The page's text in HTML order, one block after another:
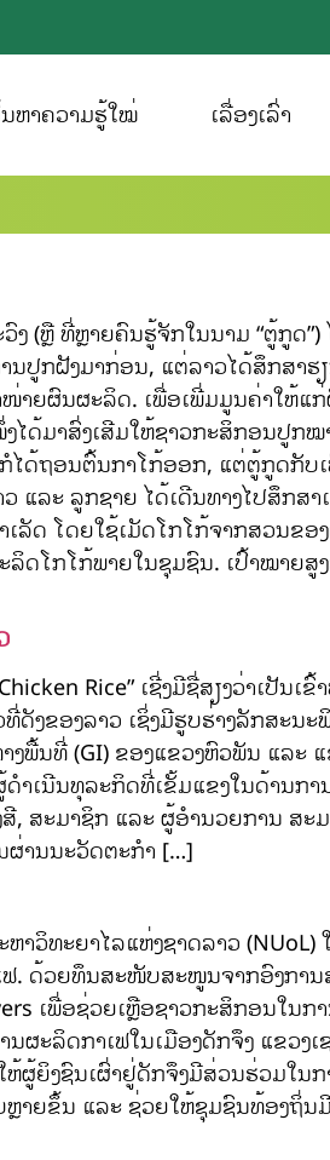
ຫາຄວາມຮູ້ໃໝ່ ເລື່ອງເລົ່າ
ງ (ຫຼື ທີ່ຫຼາຍຄົນຮູ້ຈັກໃນນາມ “ຕູ້ກູ
ປູກຝັງມາກ່ອນ, ແຕ່ລາວໄດ້ສຶກສາ
ຍຜົນຜະລິດ. ເພື່ອເພີ່ມມູນຄ່າໃຫ້
ໄດ້ມາສົ່ງເສີມໃຫ້ຊາວກະສິກອນປູ
ດ້ຖອນຕົ້ນກາໂກ້ອອກ, ແຕ່ຕູ້ກູດກັບ
ແລະ ລູກຊາຍ ໄດ້ເດີນທາງໄປສຶກ
ດ ໂດຍໃຊ້ເມັດໂກໂກ້ຈາກສວນຂ
ດໂກໂກ້ພາຍໃນຊຸມຊົນ. ເປົ້າໝາຍ
Rice” ເຊີ່ງມີຊື່ສຽງວ່າເປັນເ
ງຂອງລາວ ເຊິ່ງມີຮູບຮ່າງລັກສະນ
ພື້ນທີ່ (GI) ຂອງແຂວງຫົວພັນ ແລະ
ຳເນີນທຸລະກິດທີ່ເຂັ້ມແຂງໃນດ້ານ
, ສະມາຊິກ ແລະ ຜູ້ອຳນວຍການ ສ
ານນະວັດຕະກໍາ […]
ວິທະຍາໄລແຫ່ງຊາດລາວ
ດ້ວຍທຶນສະໜັບສະໜູນຈາກອົງການ
ເພື່ອຊ່ວຍເຫຼືອຊາວກະສິກອນໃນ
ະລິດກາເຟໃນເມືອງດັກຈຶງ ແຂວ
ຜູ້ຍິງຊົນເຜົ່າຢູ່ດັກຈຶງມີສ່ວນຮ່ວມໃ
າຍຂຶ້ນ ແລະ ຊ່ວຍໃຫ້ຊຸມຊົນທ້ອງຖິ່ນ